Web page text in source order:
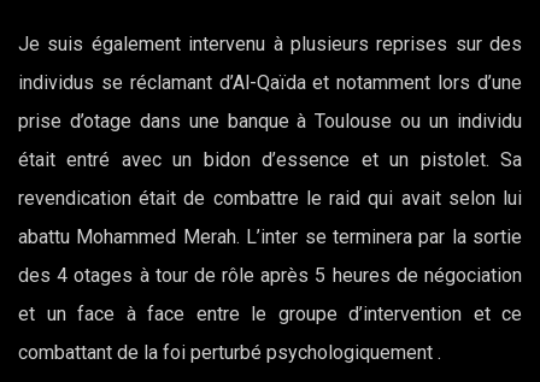
Je suis également intervenu à plusieurs reprises sur des
individus se réclamant d’Al-Qaïda et notamment lors d’une
prise d’otage dans une banque à Toulouse ou un individu
était entré avec un bidon d’essence et un pistolet. Sa
revendication était de combattre le raid qui avait selon lui
abattu Mohammed Merah. L’inter se terminera par la sortie
des 4 otages à tour de rôle après 5 heures de négociation
et un face à face entre le groupe d’intervention et ce
combattant de la foi perturbé psychologiquement .